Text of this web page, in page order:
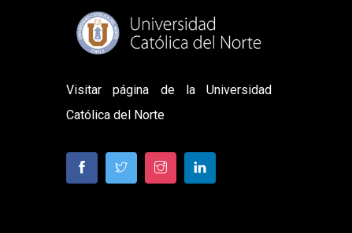
Visitar página de la Universidad
Católica del Norte